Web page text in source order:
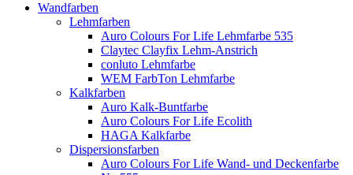
Wandfarben
Lehmfarben
Auro Colours For Life Lehmfarbe 535
Claytec Clayfix Lehm-Anstrich
conluto Lehmfarbe
WEM FarbTon Lehmfarbe
Kalkfarben
Auro Kalk-Buntfarbe
Auro Colours For Life Ecolith
HAGA Kalkfarbe
Dispersionsfarben
Auro Colours For Life Wand- und Deckenfarbe